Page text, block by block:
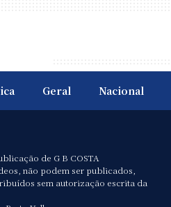
Geral Nacional
de G B COSTA
não podem ser publicados,
sem autorização escrita da